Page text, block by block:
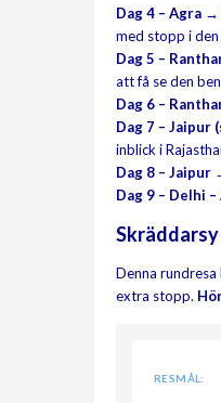
Dag 4 – Agra
med stopp i
Dag 5 –
att få se den
Dag 6 –
Dag 7 – Jaipur
inblick i
Dag 8 –
Dag 9 – Delhi –
Denna rundresa
extra stopp.
RESMÅL: